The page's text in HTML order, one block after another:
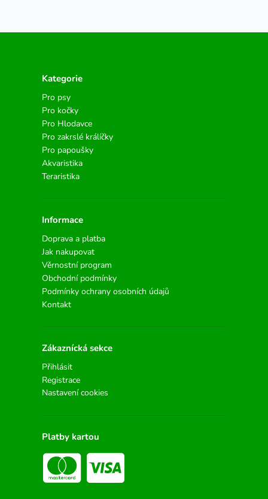
Kategorie
Pro psy
Pro kočky
Pro Hlodavce
Pro zakrslé králíčky
Pro papoušky
Akvaristika
Teraristika
Informace
Doprava a platba
Jak nakupovat
Věrnostní program
Obchodní podmínky
Podmínky ochrany osobních údajů
Kontakt
Zákaznícká sekce
Přihlásit
Registrace
Nastavení cookies
Platby kartou